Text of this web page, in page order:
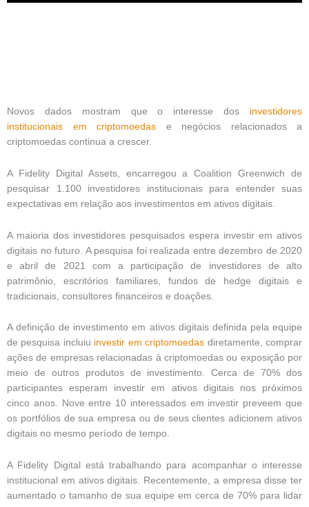
Novos dados mostram que o interesse dos investidores
institucionais em criptomoedas e negócios relacionados a
criptomoedas continua a crescer.
A Fidelity Digital Assets, encarregou a Coalition Greenwich de
pesquisar 1.100 investidores institucionais para entender suas
expectativas em relação aos investimentos em ativos digitais.
A maioria dos investidores pesquisados ​​espera investir em ativos
digitais no futuro. A pesquisa foi realizada entre dezembro de 2020
e abril de 2021 com a participação de investidores de alto
patrimônio, escritórios familiares, fundos de hedge digitais e
tradicionais, consultores financeiros e doações.
A definição de investimento em ativos digitais definida pela equipe
de pesquisa incluiu investir em criptomoedas diretamente, comprar
ações de empresas relacionadas à criptomoedas ou exposição por
meio de outros produtos de investimento. Cerca de 70% dos
participantes esperam investir em ativos digitais nos próximos
cinco anos. Nove entre 10 interessados ​​em investir preveem que
os portfólios de sua empresa ou de seus clientes adicionem ativos
digitais no mesmo período de tempo.
A Fidelity Digital está trabalhando para acompanhar o interesse
institucional em ativos digitais. Recentemente, a empresa disse ter
aumentado o tamanho de sua equipe em cerca de 70% para lidar